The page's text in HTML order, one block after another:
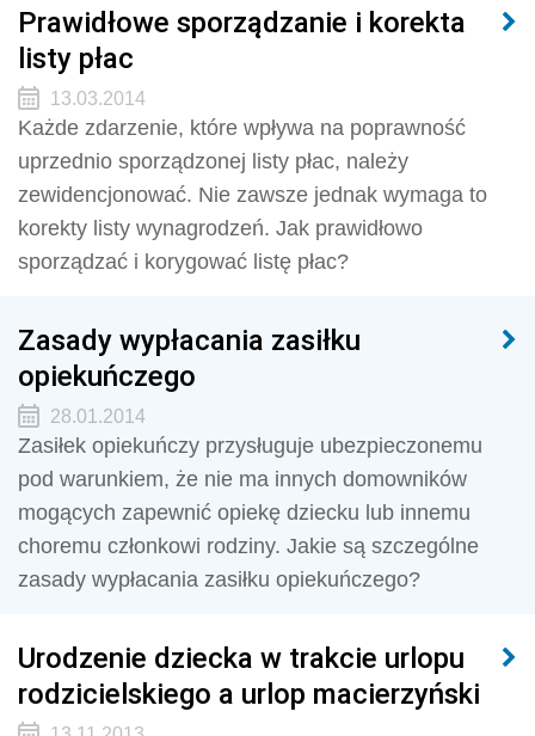
Prawidłowe sporządzanie i korekta
listy płac
13.03.2014
Każde zdarzenie, które wpływa na poprawność
uprzednio sporządzonej listy płac, należy
zewidencjonować. Nie zawsze jednak wymaga to
korekty listy wynagrodzeń. Jak prawidłowo
sporządzać i korygować listę płac?
Zasady wypłacania zasiłku
opiekuńczego
28.01.2014
Zasiłek opiekuńczy przysługuje ubezpieczonemu
pod warunkiem, że nie ma innych domowników
mogących zapewnić opiekę dziecku lub innemu
choremu członkowi rodziny. Jakie są szczególne
zasady wypłacania zasiłku opiekuńczego?
Urodzenie dziecka w trakcie urlopu
rodzicielskiego a urlop macierzyński